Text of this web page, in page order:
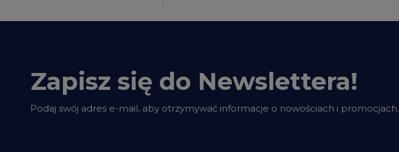
Zapisz się do Newslettera!
Podaj swój adres e-mail, aby otrzymywać informacje o nowościach i promocjach.